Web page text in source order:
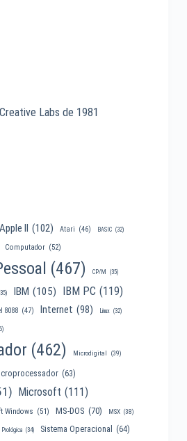
Labs de 1981
Apple II (102) Atari (46) BASIC (32)
Computador (52)
(467) CP/M (35)
IBM (105) IBM PC (119)
8088 (47) Internet (98) Linux (32)
(462) Microdigital (39)
(63)
Microsoft (111)
Windows (51) MS-DOS (70) MSX (38)
Prológica (34) Sistema Operacional (64)